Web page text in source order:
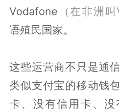
Vodafone （在非洲
语殖民国家。
这些运营商不只是通
类似支付宝的移动钱
卡、没有信用卡、